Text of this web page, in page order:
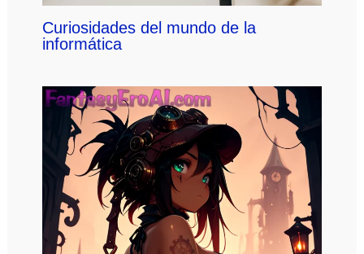
Curiosidades del mundo de la
informática